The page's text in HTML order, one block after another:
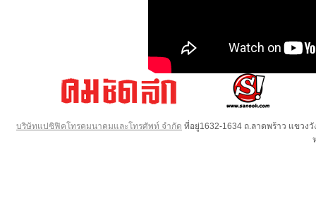
บริษัทแปซิฟิคโทรคมนาคมและโทรศัพท์ จำกัด ที่อยู่1632-1634 ถ.ลาดพร้าว แขวง